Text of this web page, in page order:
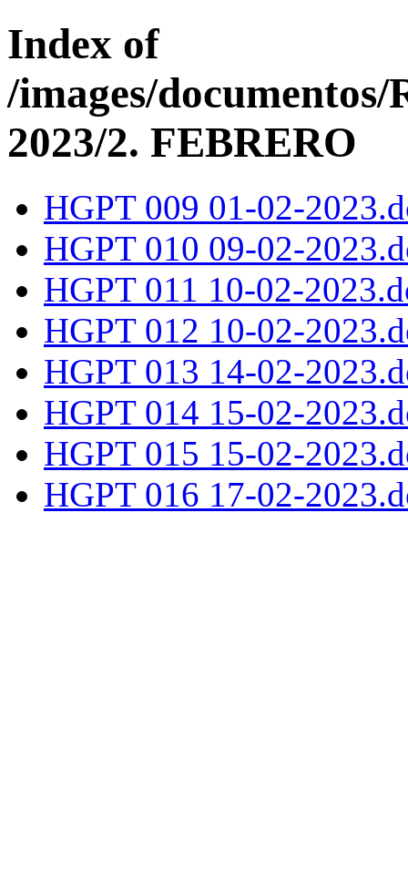
Index of
/images/
2023/2. FEBRERO
HGPT 009 01-02-
HGPT 010 09-02-
HGPT 011 10-02-
HGPT 012 10-02-
HGPT 013 14-02-
HGPT 014 15-02-
HGPT 015 15-02-
HGPT 016 17-02-